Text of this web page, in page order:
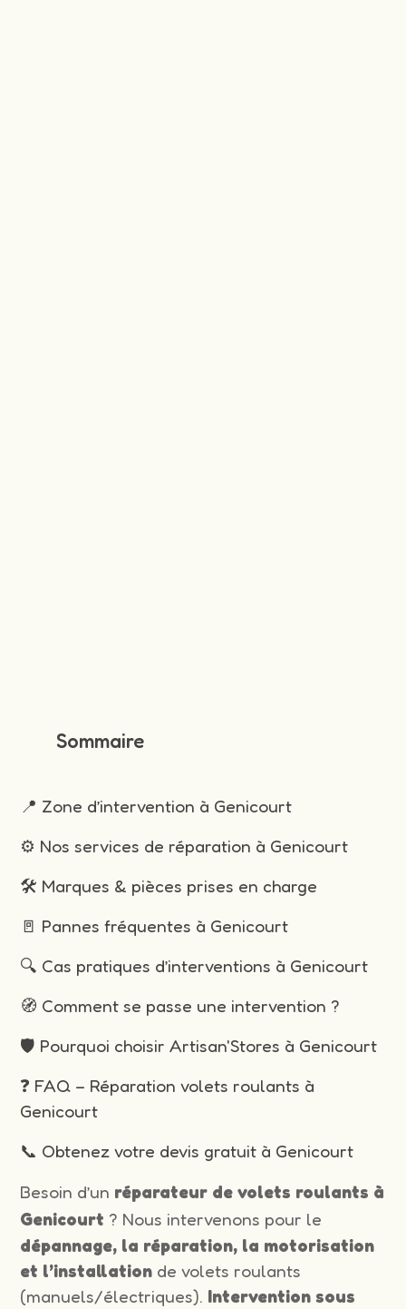
Sommaire
📍 Zone d’intervention à Genicourt
⚙️ Nos services de réparation à Genicourt
🛠️ Marques & pièces prises en charge
🚪 Pannes fréquentes à Genicourt
🔍 Cas pratiques d’interventions à Genicourt
🧭 Comment se passe une intervention ?
🛡️ Pourquoi choisir Artisan'Stores à Genicourt
❓ FAQ – Réparation volets roulants à
Genicourt
📞 Obtenez votre devis gratuit à Genicourt
Besoin d’un réparateur de volets roulants à
Genicourt ? Nous intervenons pour le
dépannage, la réparation, la motorisation
et l’installation de volets roulants
(manuels/électriques). Intervention sous